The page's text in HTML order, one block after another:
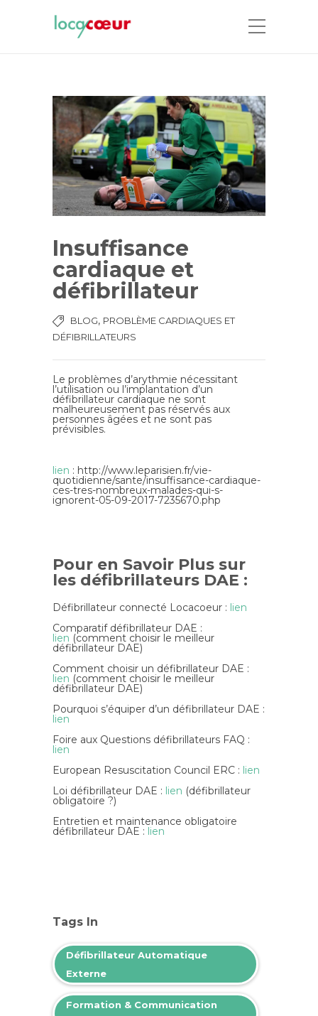
Insuffisance
cardiaque et
défibrillateur
BLOG, PROBLÈME CARDIAQUES ET
DÉFIBRILLATEURS
Le problèmes d’arythmie nécessitant
l’utilisation ou l’implantation d’un
défibrillateur cardiaque ne sont
malheureusement pas réservés aux
personnes âgées et ne sont pas
prévisibles.
lien : http://www.leparisien.fr/vie-
quotidienne/sante/insuffisance-cardiaque-
ces-tres-nombreux-malades-qui-s-
ignorent-05-09-2017-7235670.php
Pour en Savoir Plus sur
les défibrillateurs DAE :
Défibrillateur connecté Locacoeur : lien
Comparatif défibrillateur DAE :
lien (comment choisir le meilleur
défibrillateur DAE)
Comment choisir un défibrillateur DAE :
lien (comment choisir le meilleur
défibrillateur DAE)
Pourquoi s’équiper d’un défibrillateur DAE :
lien
Foire aux Questions défibrillateurs FAQ :
lien
European Resuscitation Council ERC : lien
Loi défibrillateur DAE : lien (défibrillateur
obligatoire ?)
Entretien et maintenance obligatoire
défibrillateur DAE : lien
Tags In
Défibrillateur Automatique
Externe
Formation & Communication